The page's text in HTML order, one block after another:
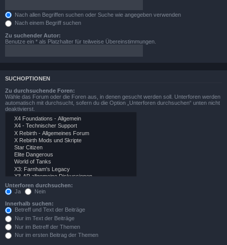
Nach allen Begriffen suchen oder Suche wie angegeben verwenden
Nach einem Begriff suchen
Zu suchender Autor:
Benutze ein * als Platzhalter für teilweise Übereinstimmungen.
SUCHOPTIONEN
Zu durchsuchende Foren:
Wähle das Forum oder die Foren aus, in denen gesucht werden soll. Unterforen werden
automatisch mit durchsucht, sofern du die Option „Unterforen durchsuchen“ unten nicht
deaktivierst.
Unterforen durchsuchen:
Ja
Nein
Innerhalb suchen:
Betreff und Text der Beiträge
Nur im Text der Beiträge
Nur im Betreff der Themen
Nur im ersten Beitrag der Themen